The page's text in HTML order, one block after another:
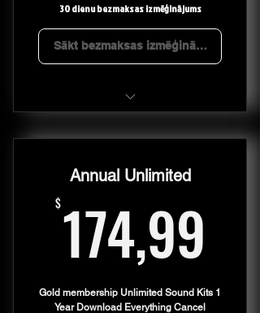
30 dienu bezmaksas izmēģinājums
Sākt bezmaksas izmēģinājumu
$2 A Month
Annual Unlimited
$174,99
Gold membership Unlimited Sound Kits 1
Year Download Everything Cancel